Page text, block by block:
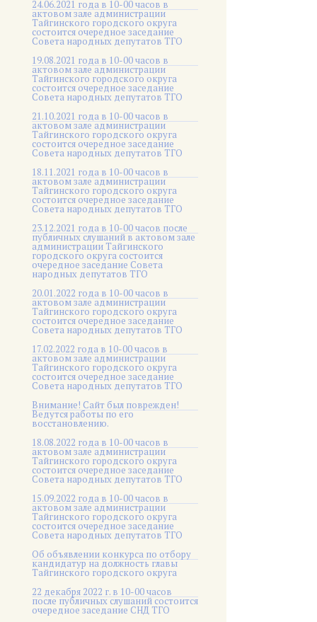
24.06.2021 года в 10-00 часов в
актовом зале администрации
Тайгинского городского округа
состоится очередное заседание
Совета народных депутатов ТГО
19.08.2021 года в 10-00 часов в
актовом зале администрации
Тайгинского городского округа
состоится очередное заседание
Совета народных депутатов ТГО
21.10.2021 года в 10-00 часов в
актовом зале администрации
Тайгинского городского округа
состоится очередное заседание
Совета народных депутатов ТГО
18.11.2021 года в 10-00 часов в
актовом зале администрации
Тайгинского городского округа
состоится очередное заседание
Совета народных депутатов ТГО
23.12.2021 года в 10-00 часов после
публичных слушаний в актовом зале
администрации Тайгинского
городского округа состоится
очередное заседание Совета
народных депутатов ТГО
20.01.2022 года в 10-00 часов в
актовом зале администрации
Тайгинского городского округа
состоится очередное заседание
Совета народных депутатов ТГО
17.02.2022 года в 10-00 часов в
актовом зале администрации
Тайгинского городского округа
состоится очередное заседание
Совета народных депутатов ТГО
Внимание! Сайт был поврежден!
Ведутся работы по его
восстановлению.
18.08.2022 года в 10-00 часов в
актовом зале администрации
Тайгинского городского округа
состоится очередное заседание
Совета народных депутатов ТГО
15.09.2022 года в 10-00 часов в
актовом зале администрации
Тайгинского городского округа
состоится очередное заседание
Совета народных депутатов ТГО
Об объявлении конкурса по отбору
кандидатур на должность главы
Тайгинского городского округа
22 декабря 2022 г. в 10-00 часов
после публичных слушаний состоится
очередное заседание СНД ТГО